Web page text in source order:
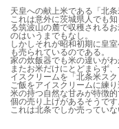
天皇への献上米である「北
これは意外に茨城県人でも
る筑波山の麓で収穫される
のはいうまでもなし。
しかしそれが昭和初期に皇
も売られているのである。
家の炊飯器でも米の違いが
またお米だけにとどまらず
イスクリームを「北条米ス
ご飯をアイスクリームに練
米の持つ自然な甘みが特徴
個の売り上げがあるそうです
これは北条でしか売ってい